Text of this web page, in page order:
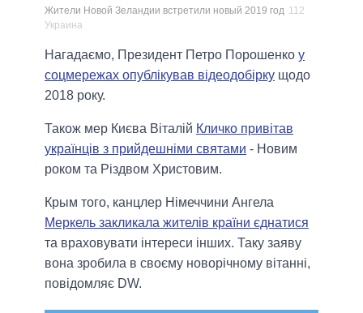
Жители Новой Зеландии встретили новый 2019 год 112
Украина
Нагадаємо, Президент Петро Порошенко у
соцмережах опублікував відеодобірку щодо
2018 року.
Також мер Києва Віталій Кличко привітав
українців з прийдешніми святами - Новим
роком та Різдвом Христовим.
Крым того, канцлер Німеччини Ангела
Меркель закликала жителів країни єднатися
та враховувати інтереси інших. Таку заяву
вона зробила в своєму новорічному вітанні,
повідомляє DW.